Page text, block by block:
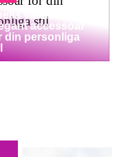
väska:
accessoar
din personliga